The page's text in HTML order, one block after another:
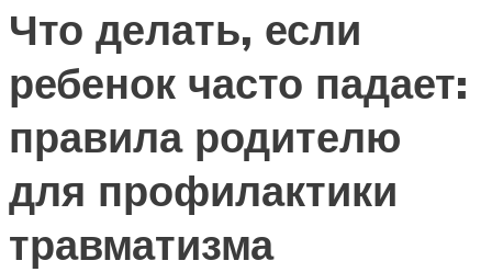
Что делать, если
ребенок часто падает:
правила родителю
для профилактики
травматизма